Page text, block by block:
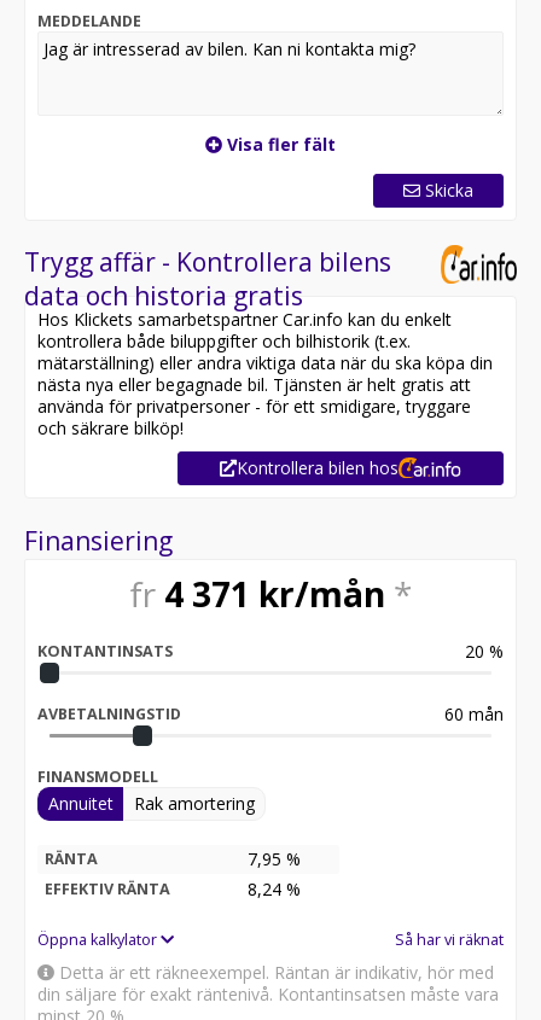
*OBS: Vänligen ring oss innan ditt besök för att
säkerställa att bilen finns i butiken, då den kan vara
placerad på en annan anläggning eller reserverad*
- Döda-vinkel varnare
- Apple Carplay / Android Auto
Jämför denna bil med någon av våra andra Volvo V90 i
lager. Se våra bilar på
https://www.riddermarkbil.se/kopa-bil/?series=v90
Övrig information om bilen:
Vid blandad körning är förbrukning endast 0.20 l/mil
Elräckvidd enligt WLTP på 45 km
Besiktigad till och med 2026-07-31
Servicehistorik:
2020-06-05 - 3067 mil
2022-07-20 - 5752 mil
2023-06-21 - 7584 mil
2024-06-05 - 9364 mil
2025-06-05 - 10895 mil
2026-05-05 - 12708 mil
Besök
för att:
• Reservera bilen direkt online
• Få mer info om utrustning och tillval
Därför ska du välja Riddermark Bil:
* Störst i Sverige på begagnade bilar
* Erbjuder hemleverans i hela Sverige
* 14 dagars helförsäkring via Folksam
MEDDELANDE
Visa fler fält
Skicka
Trygg affär - Kontrollera bilens
data och historia gratis
Hos Klickets samarbetspartner Car.info kan du enkelt
kontrollera både biluppgifter och bilhistorik (t.ex.
mätarställning) eller andra viktiga data när du ska köpa din
nästa nya eller begagnade bil. Tjänsten är helt gratis att
använda för privatpersoner - för ett smidigare, tryggare
och säkrare bilköp!
Kontrollera bilen hos
Finansiering
fr 4 371 kr/mån *
KONTANTINSATS 20 %
AVBETALNINGSTID 60 mån
FINANSMODELL
Annuitet Rak amortering
RÄNTA 7,95 %
EFFEKTIV RÄNTA 8,24 %
Öppna kalkylator Så har vi räknat
Detta är ett räkneexempel. Räntan är indikativ, hör med
din säljare för exakt räntenivå. Kontantinsatsen måste vara
minst 20 %.